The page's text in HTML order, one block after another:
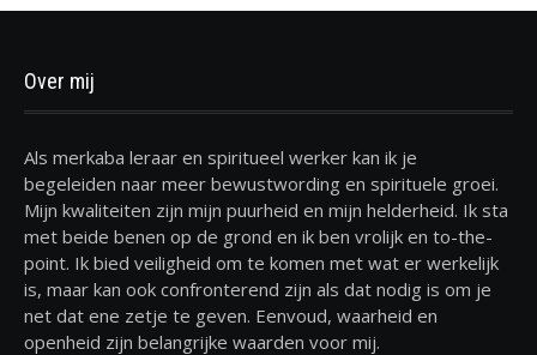
Over mij
Als merkaba leraar en spiritueel werker kan ik je
begeleiden naar meer bewustwording en spirituele groei.
Mijn kwaliteiten zijn mijn puurheid en mijn helderheid. Ik sta
met beide benen op de grond en ik ben vrolijk en to-the-
point. Ik bied veiligheid om te komen met wat er werkelijk
is, maar kan ook confronterend zijn als dat nodig is om je
net dat ene zetje te geven. Eenvoud, waarheid en
openheid zijn belangrijke waarden voor mij.